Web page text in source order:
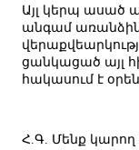
Այլ կերպ ասած
անգամ
ցանկացած այլ
հակասում է
Հ.Գ. Մենք կարող